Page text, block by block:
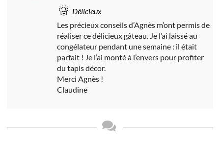
Délicieux
Les précieux conseils d’Agnès m’ont permis de
réaliser ce délicieux gâteau. Je l’ai laissé au
congélateur pendant une semaine : il était
parfait ! Je l’ai monté à l’envers pour profiter
du tapis décor.
Merci Agnès !
Claudine